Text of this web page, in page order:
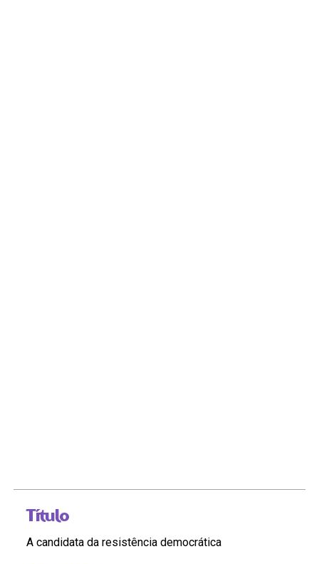
Título
A candidata da resistência democrática